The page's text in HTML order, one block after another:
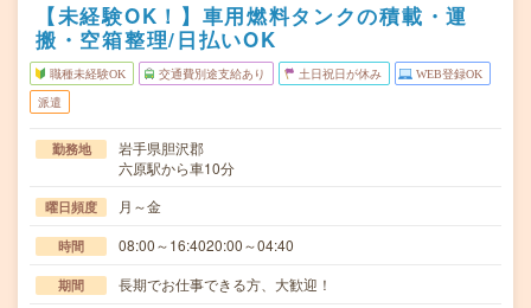
【未経験OK！】車用燃料タンクの積載・運
搬・空箱整理/日払いOK
職種未経験OK 交通費別途支給あり 土日祝日が休み WEB登録OK
派遣
勤務地
岩手県胆沢郡
六原駅から車10分
曜日頻度 月～金
時間 08:00～16:4020:00～04:40
期間 長期でお仕事できる方、大歓迎！